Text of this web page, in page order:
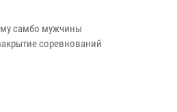
самбо мужчины
соревнований